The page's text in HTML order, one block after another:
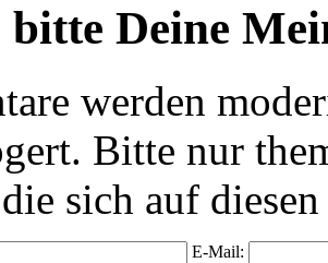
bitte Deine
werden
Bitte nur
sich auf
E-Mail: